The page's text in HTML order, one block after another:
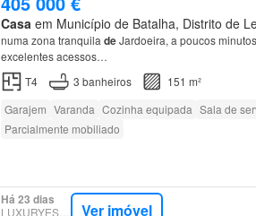
Casaem Município de Batalha, Distrito de
numa zona tranquila deJardoeira, a poucos minutos
excelentes acessos…
T4
3 banheiros
151 m²
Garajem Varanda Cozinha equipada Sala de
Parcialmente mobiliado
Há 23 dias
LUXURYESTATE Ver imóvel